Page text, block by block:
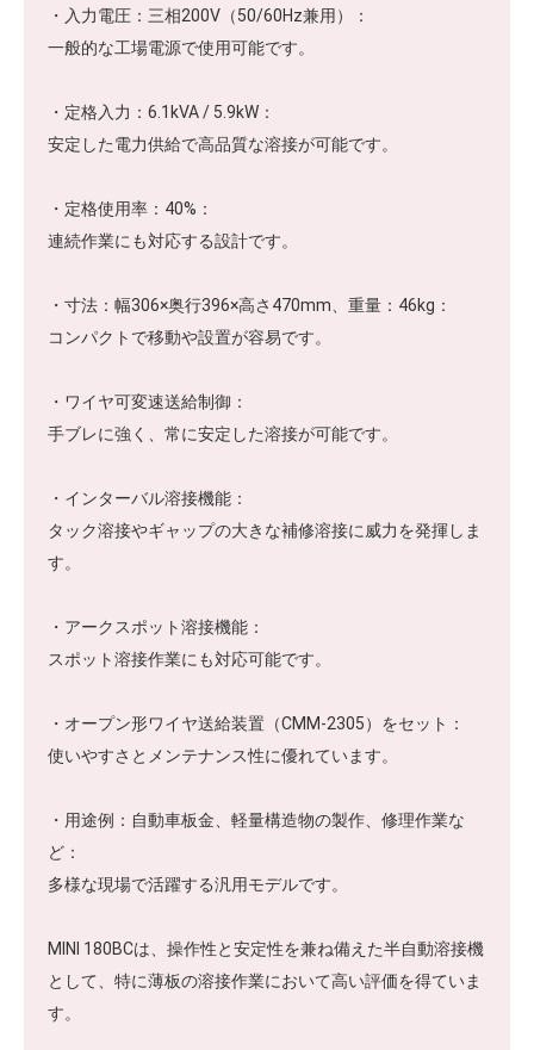
・入力電圧：三相200V（50/60Hz兼用）：
一般的な工場電源で使用可能です。
・定格入力：6.1kVA / 5.9kW：
安定した電力供給で高品質な溶接が可能です。
・定格使用率：40%：
連続作業にも対応する設計です。
・寸法：幅306×奥行396×高さ470mm、重量：46kg：
コンパクトで移動や設置が容易です。
・ワイヤ可変速送給制御：
手ブレに強く、常に安定した溶接が可能です。
・インターバル溶接機能：
タック溶接やギャップの大きな補修溶接に威力を発揮しま
す。
・アークスポット溶接機能：
スポット溶接作業にも対応可能です。
・オープン形ワイヤ送給装置（CMM-2305）をセット：
使いやすさとメンテナンス性に優れています。
・用途例：自動車板金、軽量構造物の製作、修理作業な
ど：
多様な現場で活躍する汎用モデルです。
MINI 180BCは、操作性と安定性を兼ね備えた半自動溶接機
として、特に薄板の溶接作業において高い評価を得ていま
す。